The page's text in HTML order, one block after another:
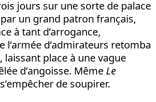
jours sur une sorte de palace
un grand patron français,
à tant d’arrogance,
l’armée d’admirateurs retomba
place à une vague
d’angoisse. Même Le
de soupirer.